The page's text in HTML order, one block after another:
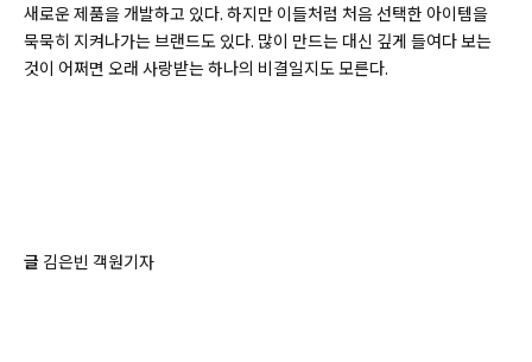
새로운 제품을 개발하고 있다. 하지만 이들처럼 처음 선택한 아이템을
묵묵히 지켜나가는 브랜드도 있다. 많이 만드는 대신 깊게 들여다 보는
것이 어쩌면 오래 사랑받는 하나의 비결일지도 모른다.
글 김은빈 객원기자